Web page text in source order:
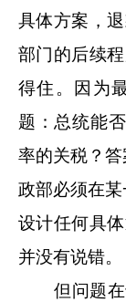
具体方案，
部门的后续
得住。因为
题：总统能
率的关税？
政部必须在
设计任何具
并没有说错。
但问题在